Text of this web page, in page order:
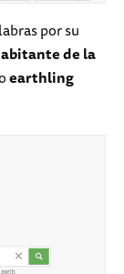
por su
de la
earthling